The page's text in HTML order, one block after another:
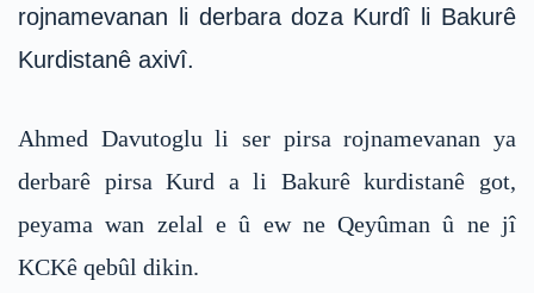
rojnamevanan li derbara doza Kurdî li Bakurê
Kurdistanê axivî.
Ahmed Davutoglu li ser pirsa rojnamevanan ya
derbarê pirsa Kurd a li Bakurê kurdistanê got,
peyama wan zelal e û ew ne Qeyûman û ne jî
KCKê qebûl dikin.